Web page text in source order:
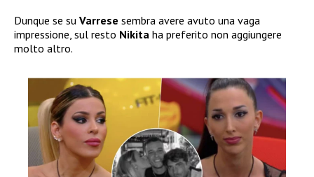
Dunque se su Varrese sembra avere avuto una vaga
impressione, sul resto Nikita ha preferito non aggiungere
molto altro.